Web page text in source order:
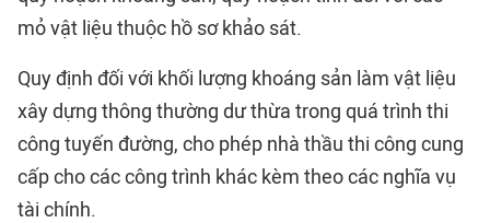
mỏ vật liệu thuộc hồ sơ khảo sát.
Quy định đối với khối lượng khoáng sản làm vật liệu
xây dựng thông thường dư thừa trong quá trình thi
công tuyến đường, cho phép nhà thầu thi công cung
cấp cho các công trình khác kèm theo các nghĩa vụ
tài chính.